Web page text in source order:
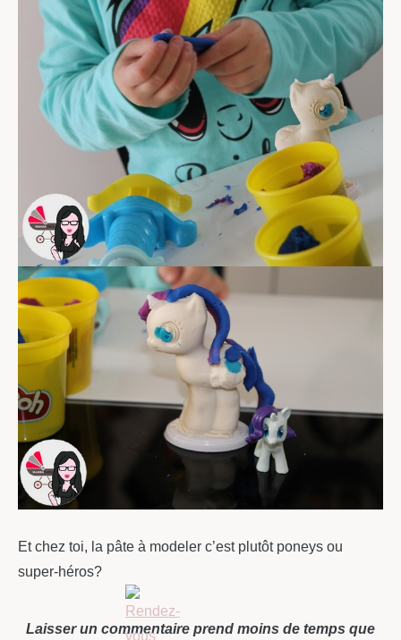
Et chez toi, la pâte à modeler c’est plutôt poneys ou
super-héros?
Laisser un commentaire prend moins de temps que